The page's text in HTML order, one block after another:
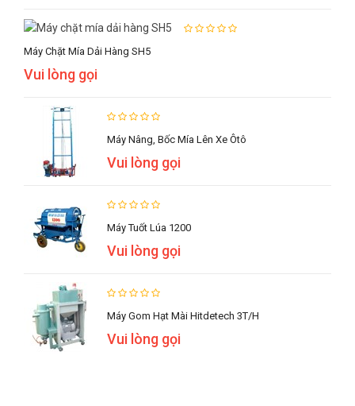
Máy Chặt Mía Dải Hàng SH5
Vui lòng gọi
Máy Nâng, Bốc Mía Lên Xe Ôtô
Vui lòng gọi
Máy Tuốt Lúa 1200
Vui lòng gọi
Máy Gom Hạt Mài Hitdetech 3T/h
Vui lòng gọi